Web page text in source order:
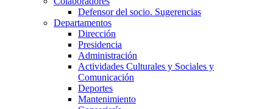
Defensor del socio. Sugerencias
Departamentos
Dirección
Presidencia
Administración
Actividades Culturales y Sociales y
Comunicación
Deportes
Mantenimiento